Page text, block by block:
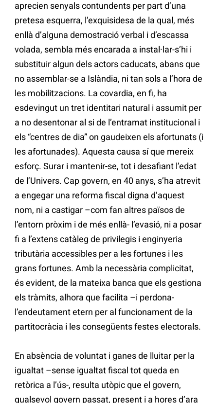
aprecien senyals contundents per part d’una
pretesa esquerra, l’exquisidesa de la qual, més
enllà d’alguna demostració verbal i d’escassa
volada, sembla més encarada a instal·lar-s’hi i
substituir algun dels actors caducats, abans que
no assemblar-se a Islàndia, ni tan sols a l’hora de
les mobilitzacions. La covardia, en fi, ha
esdevingut un tret identitari natural i assumit per
a no desentonar al si de l’entramat institucional i
els “centres de dia” on gaudeixen els afortunats (i
les afortunades). Aquesta causa sí que mereix
esforç. Surar i mantenir-se, tot i desafiant l’edat
de l’Univers. Cap govern, en 40 anys, s’ha atrevit
a engegar una reforma fiscal digna d’aquest
nom, ni a castigar –com fan altres països de
l’entorn pròxim i de més enllà- l’evasió, ni a posar
fi a l’extens catàleg de privilegis i enginyeria
tributària accessibles per a les fortunes i les
grans fortunes. Amb la necessària complicitat,
és evident, de la mateixa banca que els gestiona
els tràmits, alhora que facilita –i perdona-
l’endeutament etern per al funcionament de la
partitocràcia i les consegüents festes electorals.
En absència de voluntat i ganes de lluitar per la
igualtat –sense igualtat fiscal tot queda en
retòrica a l’ús-, resulta utòpic que el govern,
qualsevol govern passat, present i a hores d’ara